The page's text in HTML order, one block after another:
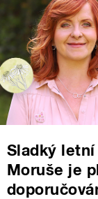
Sladký
Moruše je